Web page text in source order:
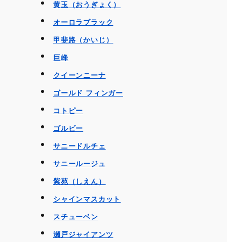
黄玉（おうぎょく）
オーロラブラック
甲斐路（かいじ）
巨峰
クイーンニーナ
ゴールド フィンガー
コトピー
ゴルビー
サニードルチェ
サニールージュ
紫苑（しえん）
シャインマスカット
スチューベン
瀬戸ジャイアンツ